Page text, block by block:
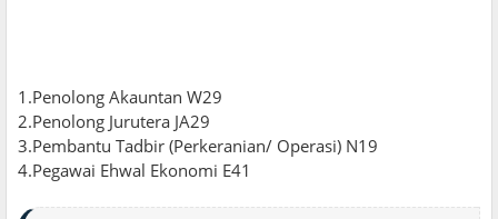
1.Penolong Akauntan W29
2.Penolong Jurutera JA29
3.Pembantu Tadbir (Perkeranian/ Operasi) N19
4.Pegawai Ehwal Ekonomi E41